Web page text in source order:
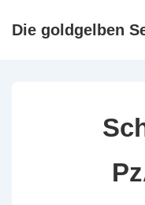
ZumDie goldgelben